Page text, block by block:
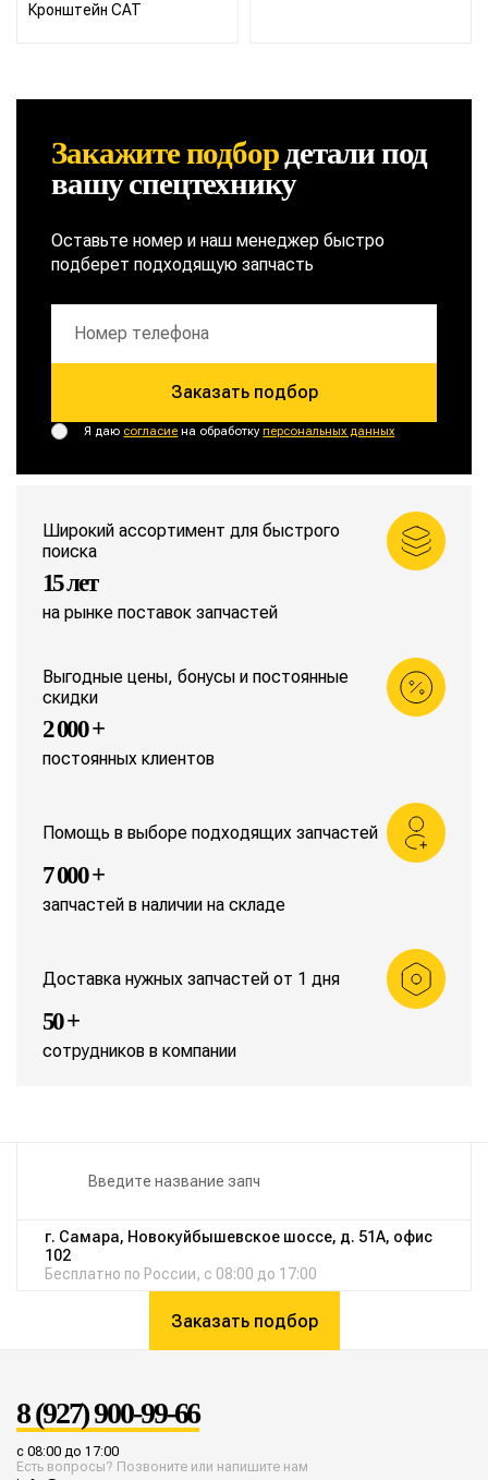
Кронштейн CAT
Закажите подбордеталипод
вашу спецтехнику
Оставьте номер и наш менеджер быстро
подберет подходящую запчасть
Заказать подбор
Я даю согласие на обработкуперсональных данных
Широкий ассортимент для быстрого
поиска
15 лет
на рынке поставок запчастей
Выгодные цены, бонусы и постоянные
скидки
2 000 +
постоянных клиентов
Помощь в выборе подходящих запчастей
7 000 +
запчастей в наличии на складе
Доставка нужных запчастей от 1 дня
50 +
сотрудников в компании
г. Самара, Новокуйбышевское шоссе, д. 51А, офис
102
Бесплатно по России, с 08:00 до 17:00
Заказать подбор
8 (927) 900-99-66
с 08:00 до 17:00
Есть вопросы? Позвоните или напишите нам